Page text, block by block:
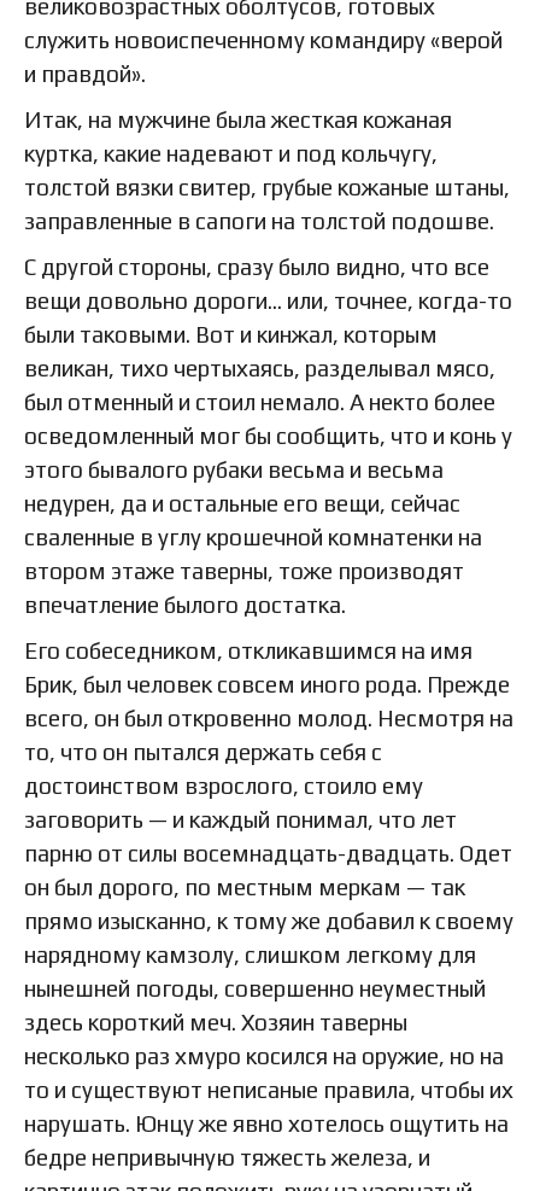
великовозрастных оболтусов, готовых
служить новоиспеченному командиру «верой
и правдой».
Итак, на мужчине была жесткая кожаная
куртка, какие надевают и под кольчугу,
толстой вязки свитер, грубые кожаные штаны,
заправленные в сапоги на толстой подошве.
С другой стороны, сразу было видно, что все
вещи довольно дороги… или, точнее, когда-то
были таковыми. Вот и кинжал, которым
великан, тихо чертыхаясь, разделывал мясо,
был отменный и стоил немало. А некто более
осведомленный мог бы сообщить, что и конь у
этого бывалого рубаки весьма и весьма
недурен, да и остальные его вещи, сейчас
сваленные в углу крошечной комнатенки на
втором этаже таверны, тоже производят
впечатление былого достатка.
Его собеседником, откликавшимся на имя
Брик, был человек совсем иного рода. Прежде
всего, он был откровенно молод. Несмотря на
то, что он пытался держать себя с
достоинством взрослого, стоило ему
заговорить — и каждый понимал, что лет
парню от силы восемнадцать-двадцать. Одет
он был дорого, по местным меркам — так
прямо изысканно, к тому же добавил к своему
нарядному камзолу, слишком легкому для
нынешней погоды, совершенно неуместный
здесь короткий меч. Хозяин таверны
несколько раз хмуро косился на оружие, но на
то и существуют неписаные правила, чтобы их
нарушать. Юнцу же явно хотелось ощутить на
бедре непривычную тяжесть железа, и